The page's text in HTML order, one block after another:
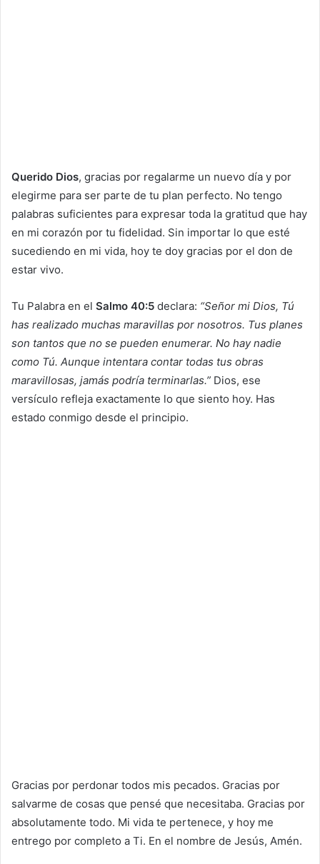
Querido Dios, gracias por regalarme un nuevo día y por
elegirme para ser parte de tu plan perfecto. No tengo
palabras suficientes para expresar toda la gratitud que hay
en mi corazón por tu fidelidad. Sin importar lo que esté
sucediendo en mi vida, hoy te doy gracias por el don de
estar vivo.
Tu Palabra en el Salmo 40:5 declara: “Señor mi Dios, Tú
has realizado muchas maravillas por nosotros. Tus planes
son tantos que no se pueden enumerar. No hay nadie
como Tú. Aunque intentara contar todas tus obras
maravillosas, jamás podría terminarlas.” Dios, ese
versículo refleja exactamente lo que siento hoy. Has
estado conmigo desde el principio.
Gracias por perdonar todos mis pecados. Gracias por
salvarme de cosas que pensé que necesitaba. Gracias por
absolutamente todo. Mi vida te pertenece, y hoy me
entrego por completo a Ti. En el nombre de Jesús, Amén.